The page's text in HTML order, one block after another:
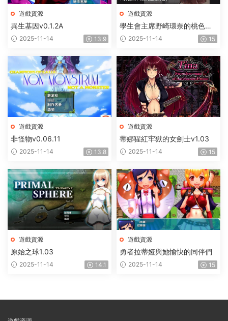
遊戲資源
異生基因v0.1.2A
2025-11-14 13.9
遊戲資源
學生會主席野崎環奈的桃色煩
惱 2025-11-14 15
遊戲資源
非怪物v0.06.11
2025-11-14 13.8
遊戲資源
蒂娜猩紅牢獄的女劍士v1.03
2025-11-14 15
遊戲資源
原始之球1.03
2025-11-14 14.1
遊戲資源
勇者拉蒂娅與她愉快的同伴們
2025-11-14 15